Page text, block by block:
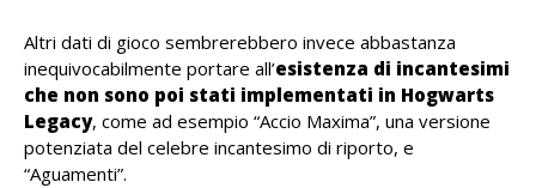
Altri dati di gioco sembrerebbero invece abbastanza
inequivocabilmente portare all’esistenza di incantesimi
che non sono poi stati implementati in Hogwarts
Legacy, come ad esempio “Accio Maxima”, una versione
potenziata del celebre incantesimo di riporto, e
“Aguamenti”.